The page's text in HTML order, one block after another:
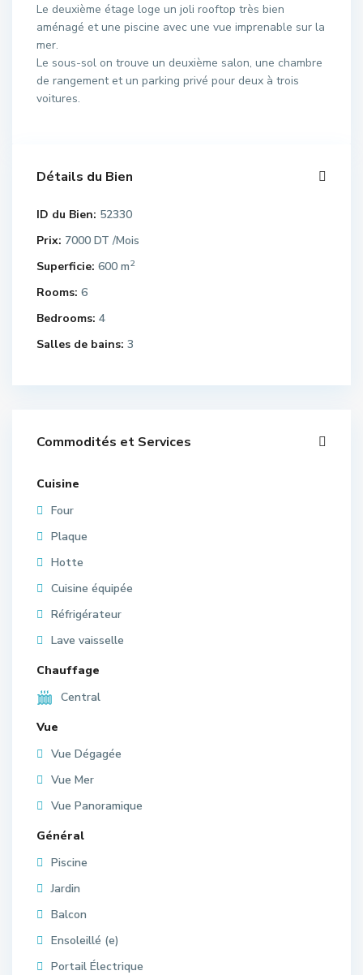
Le deuxième étage loge un joli rooftop très bien
aménagé et une piscine avec une vue imprenable sur la
mer.
Le sous-sol on trouve un deuxième salon, une chambre
de rangement et un parking privé pour deux à trois
voitures.
Détails du Bien
ID du Bien: 52330
Prix: 7000 DT /Mois
Superficie: 600 m2
Rooms: 6
Bedrooms: 4
Salles de bains: 3
Commodités et Services
Cuisine
Four
Plaque
Hotte
Cuisine équipée
Réfrigérateur
Lave vaisselle
Chauffage
Central
Vue
Vue Dégagée
Vue Mer
Vue Panoramique
Général
Piscine
Jardin
Balcon
Ensoleillé (e)
Portail Électrique